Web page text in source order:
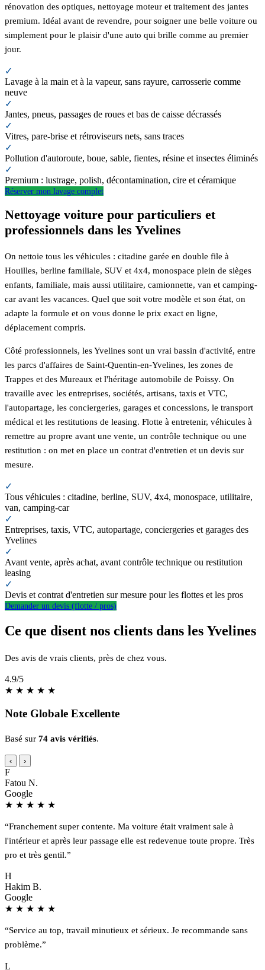
rénovation des optiques, nettoyage moteur et traitement des jantes
premium. Idéal avant de revendre, pour soigner une belle voiture ou
simplement pour le plaisir d'une auto qui brille comme au premier
jour.
✓
Lavage à la main et à la vapeur, sans rayure, carrosserie comme
neuve
✓
Jantes, pneus, passages de roues et bas de caisse décrassés
✓
Vitres, pare-brise et rétroviseurs nets, sans traces
✓
Pollution d'autoroute, boue, sable, fientes, résine et insectes éliminés
✓
Premium : lustrage, polish, décontamination, cire et céramique
Réserver mon lavage complet
Nettoyage voiture pour particuliers et
professionnels dans les Yvelines
On nettoie tous les véhicules : citadine garée en double file à
Houilles, berline familiale, SUV et 4x4, monospace plein de sièges
enfants, familiale, mais aussi utilitaire, camionnette, van et camping-
car avant les vacances. Quel que soit votre modèle et son état, on
adapte la formule et on vous donne le prix exact en ligne,
déplacement compris.
Côté professionnels, les Yvelines sont un vrai bassin d'activité, entre
les parcs d'affaires de Saint-Quentin-en-Yvelines, les zones de
Trappes et des Mureaux et l'héritage automobile de Poissy. On
travaille avec les entreprises, sociétés, artisans, taxis et VTC,
l'autopartage, les conciergeries, garages et concessions, le transport
médical et les restitutions de leasing. Flotte à entretenir, véhicules à
remettre au propre avant une vente, un contrôle technique ou une
restitution : on met en place un contrat d'entretien et un devis sur
mesure.
✓
Tous véhicules : citadine, berline, SUV, 4x4, monospace, utilitaire,
van, camping-car
✓
Entreprises, taxis, VTC, autopartage, conciergeries et garages des
Yvelines
✓
Avant vente, après achat, avant contrôle technique ou restitution
leasing
✓
Devis et contrat d'entretien sur mesure pour les flottes et les pros
Demander un devis (flotte / pros)
Ce que disent nos clients dans les Yvelines
Des avis de vrais clients, près de chez vous.
4.9/5
★ ★ ★ ★ ★
Note Globale Excellente
Basé sur 74 avis vérifiés.
‹ ›
F
Fatou N.
Google
★ ★ ★ ★ ★
“Franchement super contente. Ma voiture était vraiment sale à
l'intérieur et après leur passage elle est redevenue toute propre. Très
pro et très gentil.”
H
Hakim B.
Google
★ ★ ★ ★ ★
“Service au top, travail minutieux et sérieux. Je recommande sans
problème.”
L